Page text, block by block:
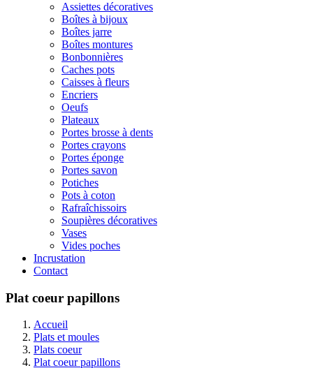
Assiettes décoratives
Boîtes à bijoux
Boîtes jarre
Boîtes montures
Bonbonnières
Caches pots
Caisses à fleurs
Encriers
Oeufs
Plateaux
Portes brosse à dents
Portes crayons
Portes éponge
Portes savon
Potiches
Pots à coton
Rafraîchissoirs
Soupières décoratives
Vases
Vides poches
Incrustation
Contact
Plat coeur papillons
Accueil
Plats et moules
Plats coeur
Plat coeur papillons